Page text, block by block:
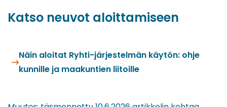
Katso neuvot aloittamiseen
Näin aloitat Ryhti-järjestelmän käytön: ohje
kunnille ja maakuntien liitoille